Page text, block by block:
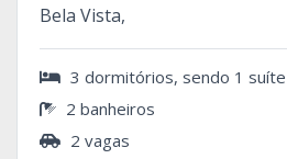
Bela Vista,
3 dormitórios, sendo 1 suíte
2 banheiros
2 vagas